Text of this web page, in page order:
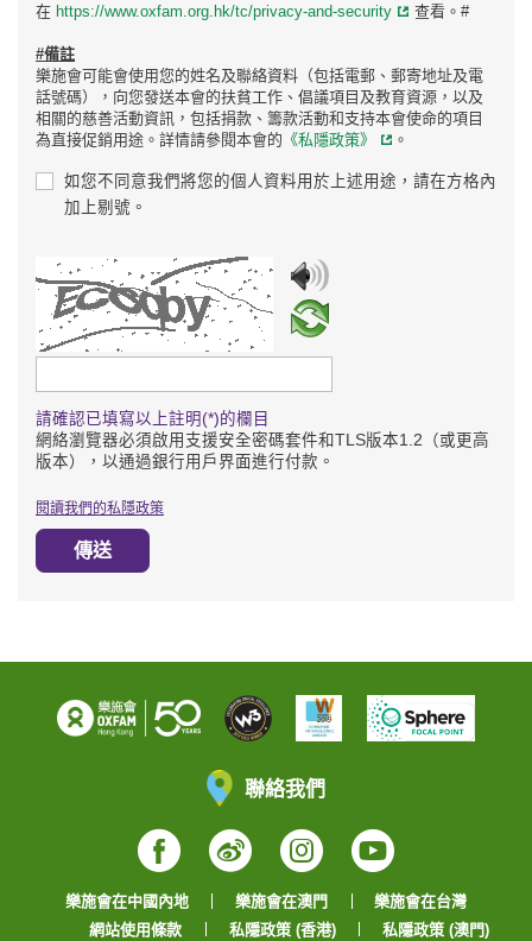
在 https://www.oxfam.org.hk/tc/privacy-and-security 查看。#
#備註
樂施會可能會使用您的姓名及聯絡資料（包括電郵、郵寄地址及電
話號碼），向您發送本會的扶貧工作、倡議項目及教育資源，以及
相關的慈善活動資訊，包括捐款、籌款活動和支持本會使命的項目
為直接促銷用途。詳情請參閱本會的 《私隱政策》 。
如您不同意我們將您的個人資料用於上述用途，請在方格內
加上剔號。
請輸入驗證碼
請確認已填寫以上註明(*)的欄目
網絡瀏覽器必須啟用支援安全密碼套件和TLS版本1.2（或更高
版本），以通過銀行用戶界面進行付款。
閱讀我們的私隱政策
傳送
聯絡我們
Facebook
WeiboInstagram
YouTube
樂施會在中國內地 樂施會在澳門
樂施會在台灣
網站使用條款
私隱政策 (香港) 私隱政策 (澳門)